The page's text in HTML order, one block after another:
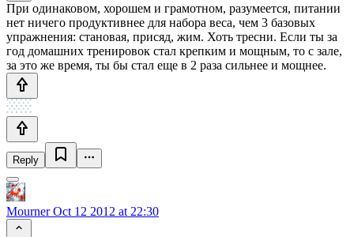
При одинаковом, хорошем и грамотном, разумеется, питании
нет ничего продуктивнее для набора веса, чем 3 базовых
упражнения: становая, присяд, жим. Хоть тресни. Если ты за
год домашних тренировок стал крепким и мощным, то с зале,
за это же время, ты бы стал еще в 2 раза сильнее и мощнее.
Reply
MournerOct 12 2012 at 22:30